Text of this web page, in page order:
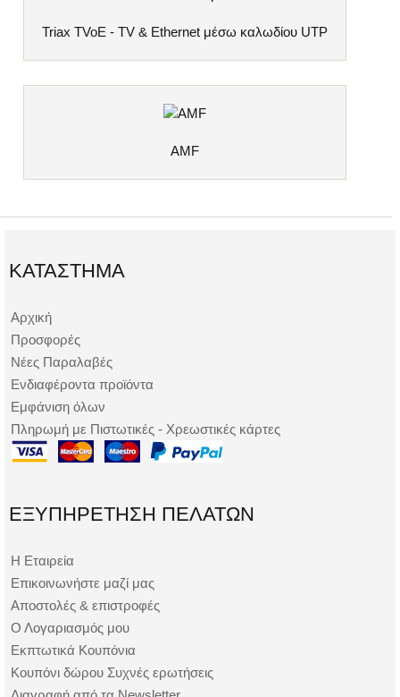
Triax TVoE - TV & Ethernet μέσω καλωδίου UTP
AMF
ΚΑΤΆΣΤΗΜΑ
Αρχική
Προσφορές
Νέες Παραλαβές
Ενδιαφέροντα προϊόντα
Εμφάνιση όλων
Πληρωμή με Πιστωτικές - Χρεωστικές κάρτες
ΕΞΥΠΗΡΈΤΗΣΗ ΠΕΛΑΤΏΝ
Η Εταιρεία
Επικοινωνήστε μαζί μας
Αποστολές & επιστροφές
Ο Λογαριασμός μου
Εκπτωτικά Κουπόνια
Κουπόνι δώρου Συχνές ερωτήσεις